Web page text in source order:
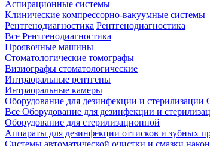
Аспирационные системы
Клинические компрессорно-вакуумные системы
Рентгенодиагностика Рентгенодиагностика
Все Рентгенодиагностика
Проявочные машины
Стоматологические томографы
Визиографы стоматологические
Интраоральные рентгены
Интраоральные камеры
Оборудование для дезинфекции и стерилизации
Все Оборудование для дезинфекции и
Оборудование для стерилизационной
Аппараты для дезинфекции оттисков и зубных
Системы автоматической очистки и смазки